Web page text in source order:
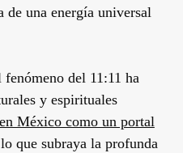
de una energía universal
del 11:11 ha
y espirituales
México como un portal
que subraya la profunda